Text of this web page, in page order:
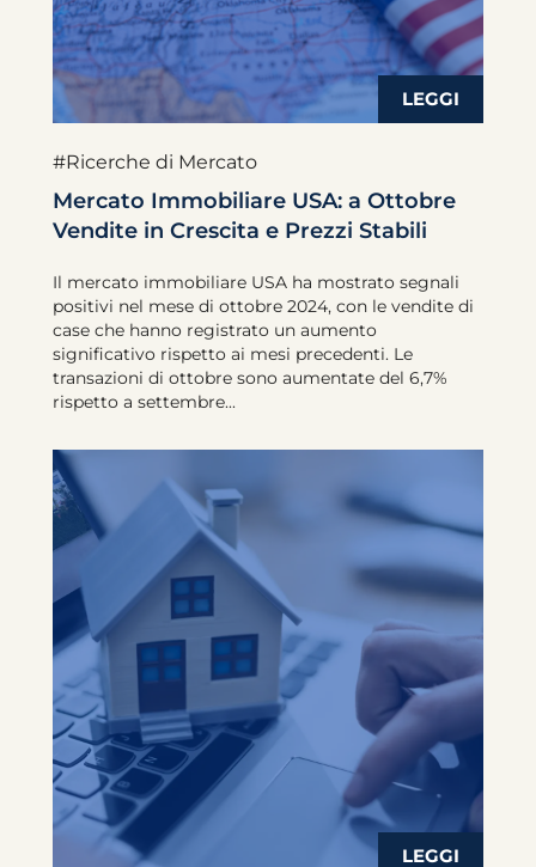
#Ricerche di Mercato
Mercato Immobiliare USA: a Ottobre
Vendite in Crescita e Prezzi Stabili
Il mercato immobiliare USA ha mostrato segnali
positivi nel mese di ottobre 2024, con le vendite di
case che hanno registrato un aumento
significativo rispetto ai mesi precedenti. Le
transazioni di ottobre sono aumentate del 6,7%
rispetto a settembre...